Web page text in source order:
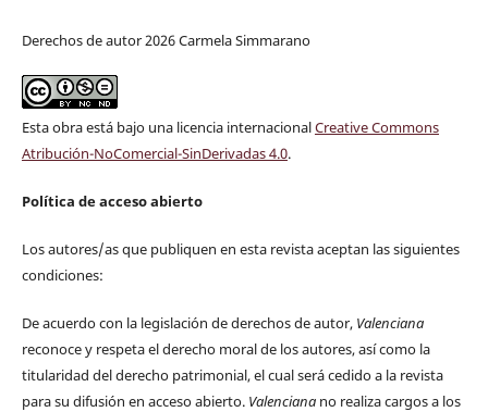
Derechos de autor 2026 Carmela Simmarano
Esta obra está bajo una licencia internacionalCreative Commons
Atribución-NoComercial-SinDerivadas 4.0.
Política de acceso abierto
Los autores/as que publiquen en esta revista aceptan las siguientes
condiciones:
De acuerdo con la legislación de derechos de autor, Valenciana
reconoce y respeta el derecho moral de los autores, así como la
titularidad del derecho patrimonial, el cual será cedido a la revista
para su difusión en acceso abierto. Valencianano realiza cargos a los